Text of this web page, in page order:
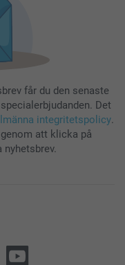
får du den senaste
Det
integritetspolicy.
att klicka på
nyhetsbrev.